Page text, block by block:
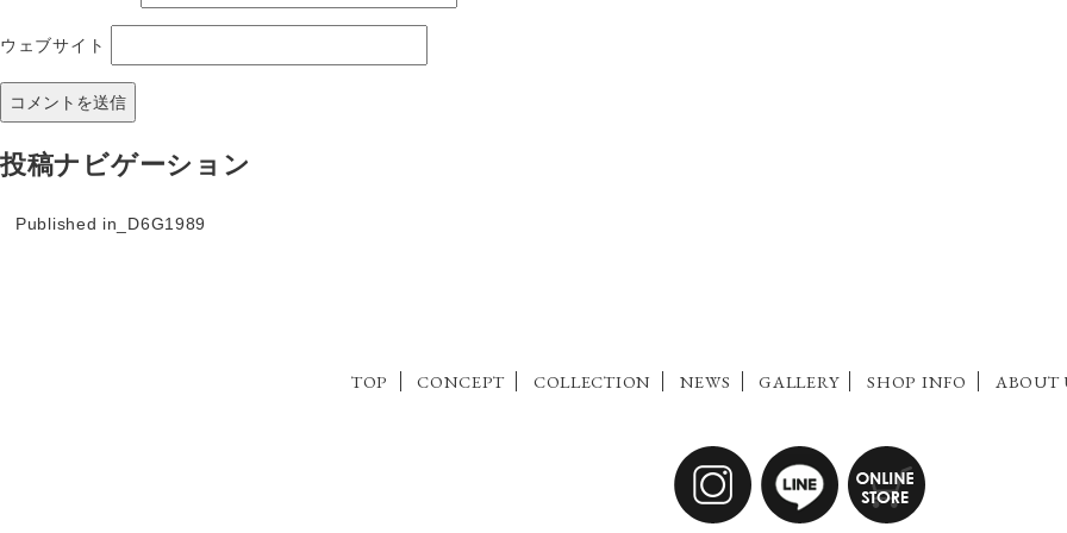
ウェブサイト
投稿ナビゲーション
Published in _D6G1989
TOP CONCEPT COLLECTION NEWS GALLERY SHOP INFO ABOUT